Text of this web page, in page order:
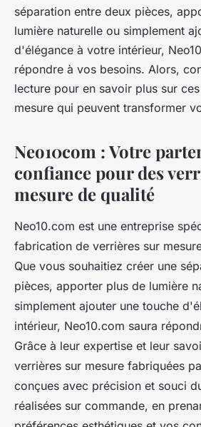
séparation entre deux pièces,
lumière naturelle ou simplement
d'élégance à votre intérieur,
répondre à vos besoins. Alors,
lecture pour en savoir plus sur
mesure qui peuvent transformer
Neo10com : Votre
confiance pour des
mesure de qualité
Neo10.com est une entreprise
fabrication de verrières sur
Que vous souhaitiez créer une
pièces, apporter plus de lumière
simplement ajouter une touche
intérieur, Neo10.com saura
Grâce à leur expertise et leur
verrières sur mesure fabriquées
conçues avec précision et souci
réalisées sur commande, en